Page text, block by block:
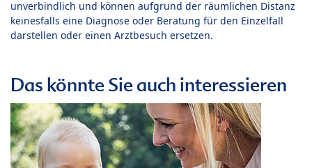
unverbindlich und können aufgrund der räumlichen Distanz
keinesfalls eine Diagnose oder Beratung für den Einzelfall
darstellen oder einen Arztbesuch ersetzen.
Das könnte Sie auch interessieren